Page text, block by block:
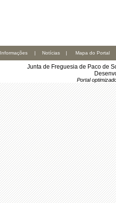
Informações | Notícias | Mapa do Portal
Junta de Freguesia de Paco de
Portal